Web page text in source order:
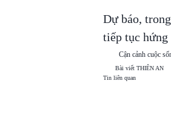
Dự báo,
tiếp tục
Cận cảnh cuộc
Bài viết THIÊN AN
Tin liên quan